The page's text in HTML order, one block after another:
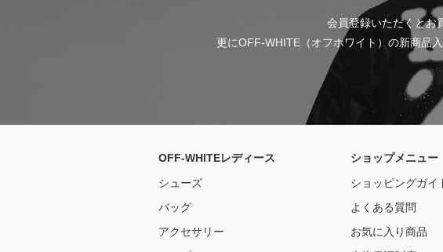
会員登録いただくとお
更にOFF-WHITE（オフホワイト）の新商品
OFF-WHITEレディース
シューズ
バッグ
アクセサリー
ショップメニュー
ショッピングガイ
よくある質問
お気に入り商品